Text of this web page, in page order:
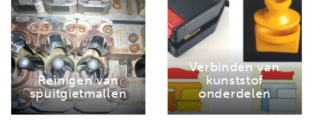
Reinigen van
spuitgietmallen
Verbinden van
kunststof
onderdelen